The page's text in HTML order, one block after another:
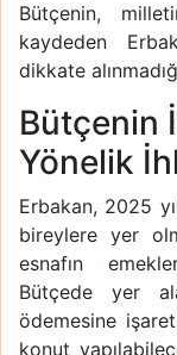
Bütçenin,
kaydeden
dikkate
Bütçenin
Yönelik
Erbakan, 2025
bireylere yer
esnafın
Bütçede yer
ödemesine
konut